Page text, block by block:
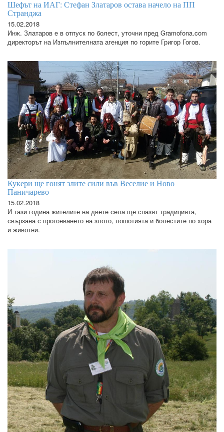
Шефът на ИАГ: Стефан Златаров остава начело на ПП
Странджа
15.02.2018
Инж. Златаров е в отпуск по болест, уточни пред Gramofona.com
директорът на Изпълнителната агенция по горите Григор Гогов.
Кукери ще гонят злите сили във Веселие и Ново
Паничарево
15.02.2018
И тази година жителите на двете села ще спазят традицията,
свързана с прогонването на злото, лошотията и болестите по хора
и животни.